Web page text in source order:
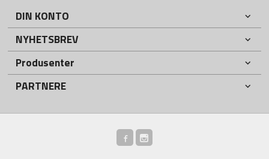
DIN KONTO
NYHETSBREV
Produsenter
PARTNERE